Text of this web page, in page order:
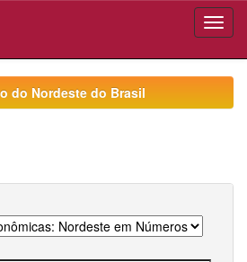
do Nordeste do Brasil